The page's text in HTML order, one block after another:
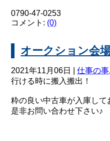
0790-47-0253
コメント: (0)
オークション会
2021年11月06日 |仕事の事
行ける時に搬入搬出！
粋の良い中古車が入庫して
是非お問い合わせ下さい♪